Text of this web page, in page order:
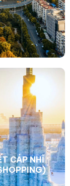
CÁP NHĨ